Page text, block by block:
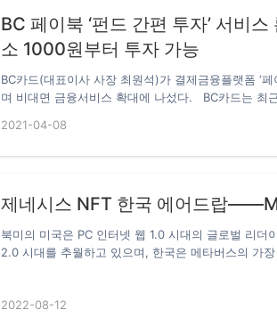
지 사용자가 최첨단 탈중앙화 금융 제품을…
BC 페이북 ‘펀드 간편 투자’ 서비
소 1000원부터 투자 가능
BC카드(대표이사 사장 최원석)가 결제금융플랫폼 ‘
며 비대면 금융서비스 확대에 나섰다. BC카드는 최
재했다 AI, 빅데이터, 헬스케어 등 다양한 주제의 국
로 5분 내에 손쉽게 개설할 수 있다. 최종적으로 개설
2021-04-08
제네시스 NFT 한국 에어드랍
북미의 미국은 PC 인터넷 웹 1.0 시대의 글로벌 리더
2.0 시대를 추월하고 있으며, 한국은 메타버스의 가
MotorN(@motorWeb3)은 한국이 완전한 디지털 사
2022-08-12